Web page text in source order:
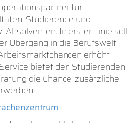
für
Studierende und
Absolventen. In erster Linie soll
Übergang in die Berufswelt
erhöht
bietet den Studierenden
die Chance, zusätzliche